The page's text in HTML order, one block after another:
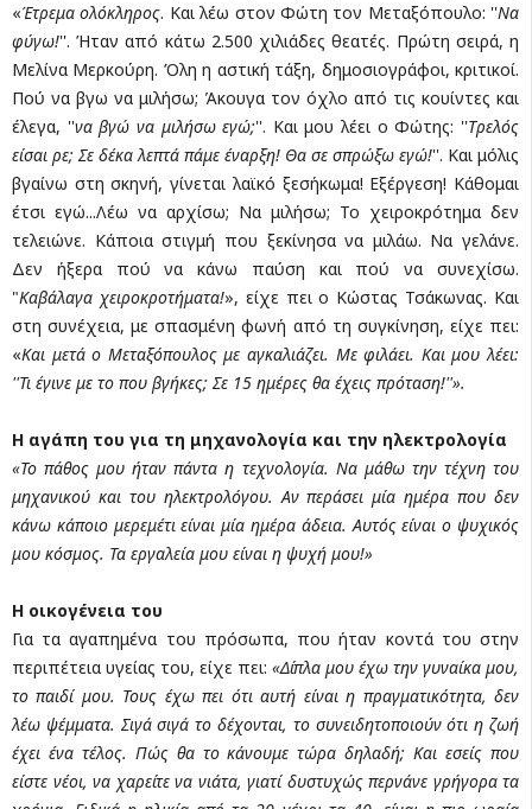
«Έτρεμα ολόκληρος. Και λέω στον Φώτη τον Μεταξόπουλο: ''Να
φύγω!''. Ήταν από κάτω 2.500 χιλιάδες θεατές. Πρώτη σειρά, η
Μελίνα Μερκούρη. Όλη η αστική τάξη, δημοσιογράφοι, κριτικοί.
Πού να βγω να μιλήσω; Άκουγα τον όχλο από τις κουίντες και
έλεγα, ''να βγώ να μιλήσω εγώ;''. Και μου λέει ο Φώτης: ''Τρελός
είσαι ρε; Σε δέκα λεπτά πάμε έναρξη! Θα σε σπρώξω εγώ!''. Και μόλις
βγαίνω στη σκηνή, γίνεται λαϊκό ξεσήκωμα! Eξέργεση! Κάθομαι
έτσι εγώ...Λέω να αρχίσω; Να μιλήσω; Το χειροκρότημα δεν
τελειώνε. Κάποια στιγμή που ξεκίνησα να μιλάω. Να γελάνε.
Δεν ήξερα πού να κάνω παύση και πού να συνεχίσω.
"Καβάλαγα χειροκροτήματα!», είχε πει ο Κώστας Τσάκωνας. Και
στη συνέχεια, με σπασμένη φωνή από τη συγκίνηση, είχε πει:
«Και μετά o Μεταξόπουλος με αγκαλιάζει. Με φιλάει. Και μου λέει:
''Τι έγινε με το που βγήκες; Σε 15 ημέρες θα έχεις πρόταση!''».
Η αγάπη του για τη μηχανολογία και την ηλεκτρολογία
«Το πάθος μου ήταν πάντα η τεχνολογία. Να μάθω την τέχνη του
μηχανικού και του ηλεκτρολόγου. Αν περάσει μία ημέρα που δεν
κάνω κάποιο μερεμέτι είναι μία ημέρα άδεια. Αυτός είναι ο ψυχικός
μου κόσμος. Τα εργαλεία μου είναι η ψυχή μου!»
Η οικογένεια του
Για τα αγαπημένα του πρόσωπα, που ήταν κοντά του στην
περιπέτεια υγείας του, είχε πει: «Δίπλα μου έχω την γυναίκα μου,
το παιδί μου. Τους έχω πει ότι αυτή είναι η πραγματικότητα, δεν
λέω ψέμματα. Σιγά σιγά το δέχονται, το συνειδητοποιούν ότι η ζωή
έχει ένα τέλος. Πώς θα το κάνουμε τώρα δηλαδή; Και εσείς που
είστε νέοι, να χαρείτε να νιάτα, γιατί δυστυχώς περνάνε γρήγορα τα